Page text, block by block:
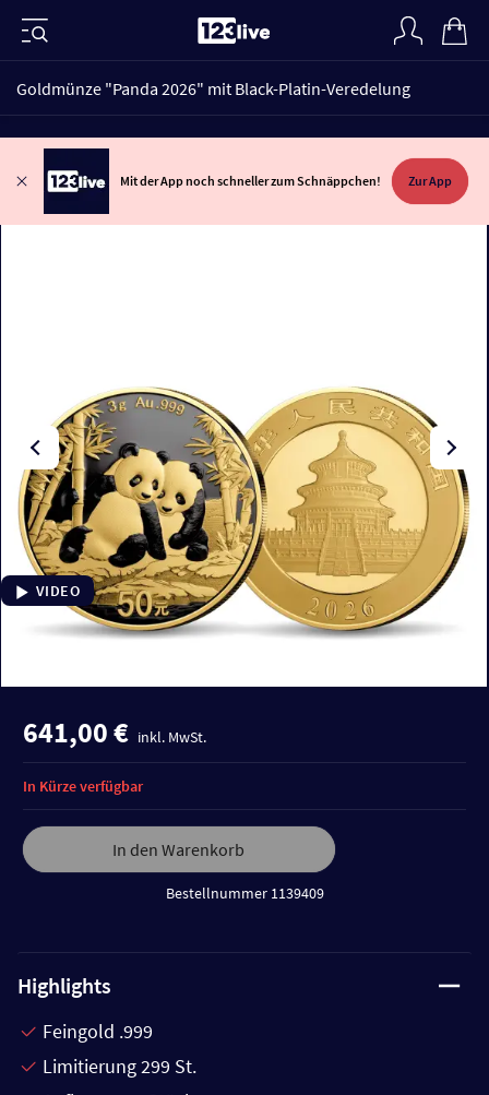
Goldmünze "Panda 2026" mit Black-Platin-Veredelung
Mit der App noch schneller zum Schnäppchen! Zur App
VIDEO
641,00 € inkl. MwSt.
In den Warenkorb
Bestellnummer 1139409
In Kürze verfügbar
Highlights
Feingold .999
Limitierung 299 St.